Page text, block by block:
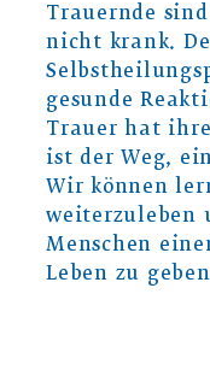
Trauernde
nicht krank.
gesunde
Trauer hat
ist der Weg,
Wir können
weiterzuleben
Menschen
Leben zu